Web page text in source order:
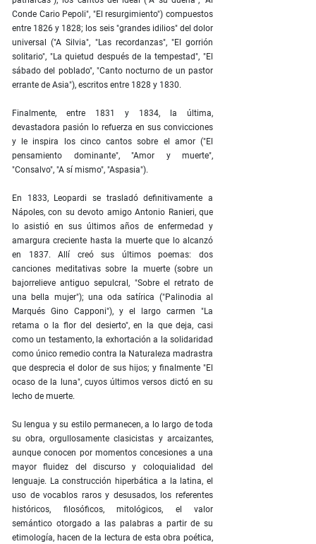
Conde Cario Pepoli", "El resurgimiento") compuestos
entre 1826 y 1828; los seis "grandes idilios" del dolor
universal ("A Silvia", "Las recordanzas", "El gorrión
solitario", "La quietud después de la tempestad", "El
sábado del poblado", "Canto nocturno de un pastor
errante de Asia"), escritos entre 1828 y 1830.
Finalmente, entre 1831 y 1834, la última,
devastadora pasión lo refuerza en sus convicciones
y le inspira los cinco cantos sobre el amor ("El
pensamiento dominante", "Amor y muerte",
"Consalvo", "A sí mismo", "Aspasia").
En 1833, Leopardi se trasladó definitivamente a
Nápoles, con su devoto amigo Antonio Ranieri, que
lo asistió en sus últimos años de enfermedad y
amargura creciente hasta la muerte que lo alcanzó
en 1837. Allí creó sus últimos poemas: dos
canciones meditativas sobre la muerte (sobre un
bajorrelieve antiguo sepulcral, "Sobre el retrato de
una bella mujer"); una oda satírica ("Palinodia al
Marqués Gino Capponi"), y el largo carmen "La
retama o la flor del desierto", en la que deja, casi
como un testamento, la exhortación a la solidaridad
como único remedio contra la Naturaleza madrastra
que desprecia el dolor de sus hijos; y finalmente "El
ocaso de la luna", cuyos últimos versos dictó en su
lecho de muerte.
Su lengua y su estilo permanecen, a lo largo de toda
su obra, orgullosamente clasicistas y arcaizantes,
aunque conocen por momentos concesiones a una
mayor fluidez del discurso y coloquialidad del
lenguaje. La construcción hiperbática a la latina, el
uso de vocablos raros y desusados, los referentes
históricos, filosóficos, mitológicos, el valor
semántico otorgado a las palabras a partir de su
etimología, hacen de la lectura de esta obra poética,